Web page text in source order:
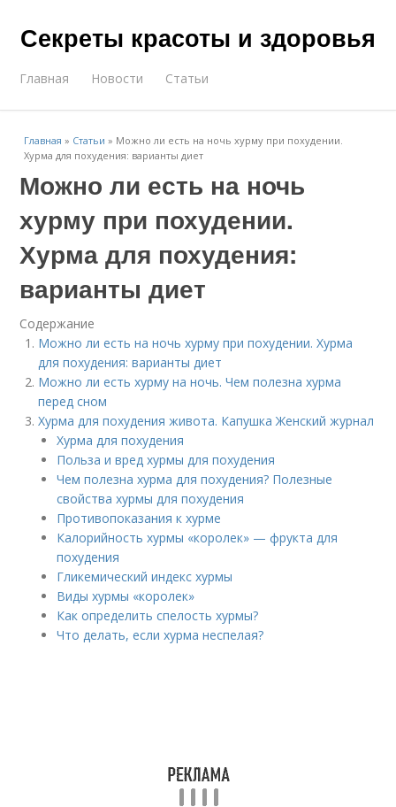
Секреты красоты и здоровья
Главная Новости Статьи
Главная » Статьи » Можно ли есть на ночь хурму при похудении.
Хурма для похудения: варианты диет
Можно ли есть на ночь
хурму при похудении.
Хурма для похудения:
варианты диет
Содержание
Можно ли есть на ночь хурму при похудении. Хурма
для похудения: варианты диет
Можно ли есть хурму на ночь. Чем полезна хурма
перед сном
Хурма для похудения живота. Капушка Женский журнал
Хурма для похудения
Польза и вред хурмы для похудения
Чем полезна хурма для похудения? Полезные
свойства хурмы для похудения
Противопоказания к хурме
Калорийность хурмы «королек» — фрукта для
похудения
Гликемический индекс хурмы
Виды хурмы «королек»
Как определить спелость хурмы?
Что делать, если хурма неспелая?